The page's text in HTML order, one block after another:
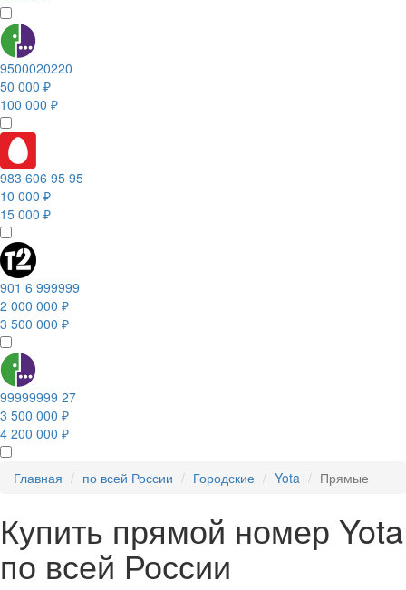
9500020220
50 000 ₽
100 000 ₽
983 606 95 95
10 000 ₽
15 000 ₽
901 6 999999
2 000 000 ₽
3 500 000 ₽
99999999 27
3 500 000 ₽
4 200 000 ₽
Главная по всей России Городские Yota Прямые
Купить прямой номер Yota
по всей России